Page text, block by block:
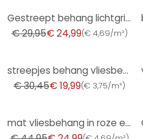
Gestreept behang lichtgrijs wit - Vliesbehang met fijne textuur, klassiek & subtiel
€ 29,95€ 24,99(€ 4,69/m²)
streepjes behang vliesbehang Novamur Yvi wit, groen
€ 30,45€ 19,99(€ 3,75/m²)
mat vliesbehang in roze en zwart - moderne 3D lambrisering look meisjes behang